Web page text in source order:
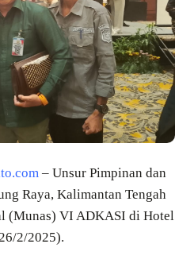
– Unsur Pimpinan dan
Raya, Kalimantan Tengah
(Munas) VI ADKASI di Hotel
2/2025).